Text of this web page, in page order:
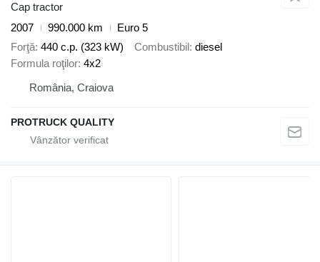
Cap tractor
2007
990.000 km
Euro 5
Forţă 440 c.p. (323 kW) Combustibil diesel
Formula roţilor 4x2
România, Craiova
PROTRUCK QUALITY